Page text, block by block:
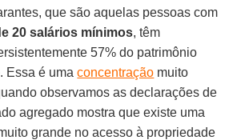
que são aquelas pessoas com
20 salários mínimos, têm
57% do patrimônio
Essa é umaconcentração muito
observamos as declarações de
agregado mostra que existe uma
grande no acesso à propriedade